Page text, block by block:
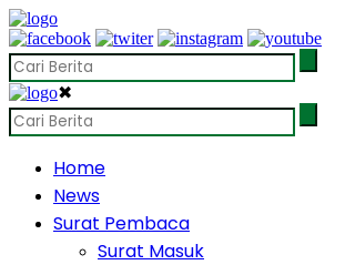
✖
Home
News
Surat Pembaca
Surat Masuk